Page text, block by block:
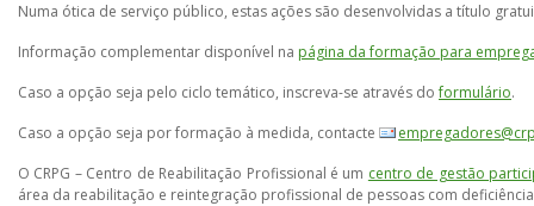
Numa ótica de serviço público, estas ações são desenvolvidas a título
Informação complementar disponível na página da formação para
Caso a opção seja pelo ciclo temático, inscreva-se através doformulário.
Caso a opção seja por formação à medida, contacte
O CRPG – Centro de Reabilitação Profissional é um centro de gestão
área da reabilitação e reintegração profissional de pessoas com